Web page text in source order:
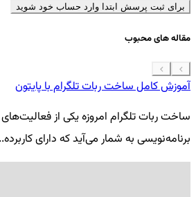
برای ثبت پرسش ابتدا وارد حساب خود شوید
مقاله های محبوب
آموزش کامل ساخت ربات تلگرام با پایتون
ساخت ربات تلگرام امروزه یکی از
برنامه‌نویسی به شمار می‌آید که دارای